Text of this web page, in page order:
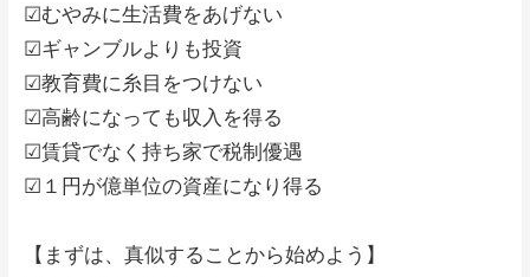
☑むやみに生活費をあげない
☑ギャンブルよりも投資
☑教育費に糸目をつけない
☑高齢になっても収入を得る
☑賃貸でなく持ち家で税制優遇
☑１円が億単位の資産になり得る
【まずは、真似することから始めよう】